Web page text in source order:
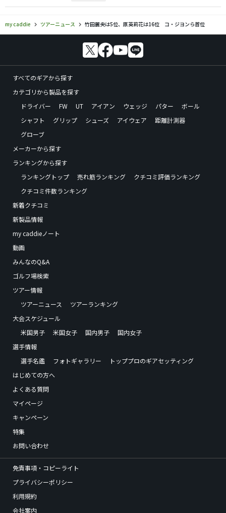
my caddie ツアーニュース 竹田麗央は5位、原英莉花は16位 コ・ジヨンら首位
すべてのギアから探す
カテゴリから製品を探す
ドライバー
FW UT アイアン ウェッジ パター
ボール
シャフト
グリップ シューズ アイウェア
距離計測器
グローブ
メーカーから探す
ランキングから探す
ランキングトップ
売れ筋ランキング
クチコミ評価ランキング
クチコミ件数ランキング
新着クチコミ
新製品情報
my caddieノート
動画
みんなのQ&A
ゴルフ場検索
ツアー情報
ツアーニュース
ツアーランキング
大会スケジュール
米国男子
米国女子 国内男子
国内女子
選手情報
選手名鑑
フォトギャラリー
トッププロのギアセッティング
はじめての方へ
よくある質問
マイページ
キャンペーン
特集
お問い合わせ
免責事項・コピーライト
プライバシーポリシー
利用規約
会社案内